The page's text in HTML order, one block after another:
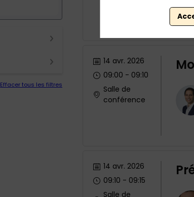
Effacer tous les filtres
14 avr. 2026
09:00 - 09:10
Salle de
conférence
14 avr. 2026
09:10 - 09:15
Salle de